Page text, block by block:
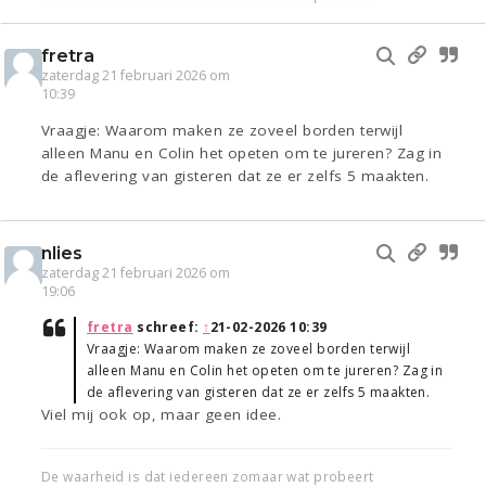
fretra
zaterdag 21 februari 2026 om
10:39
Vraagje: Waarom maken ze zoveel borden terwijl
alleen Manu en Colin het opeten om te jureren? Zag in
de aflevering van gisteren dat ze er zelfs 5 maakten.
nlies
zaterdag 21 februari 2026 om
19:06
fretra schreef: ↑21-02-2026 10:39
Vraagje: Waarom maken ze zoveel borden terwijl
alleen Manu en Colin het opeten om te jureren? Zag in
de aflevering van gisteren dat ze er zelfs 5 maakten.
Viel mij ook op, maar geen idee.
De waarheid is dat iedereen zomaar wat probeert